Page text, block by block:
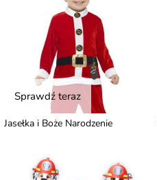
Sprawdź teraz
Jasełka i Boże Narodzenie